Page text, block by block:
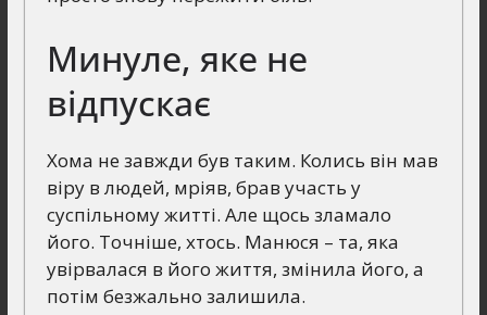
Минуле, яке не
відпускає
Хома не завжди був таким. Колись він мав
віру в людей, мріяв, брав участь у
суспільному житті. Але щось зламало
його. Точніше, хтось. Манюся – та, яка
увірвалася в його життя, змінила його, а
потім безжально залишила.